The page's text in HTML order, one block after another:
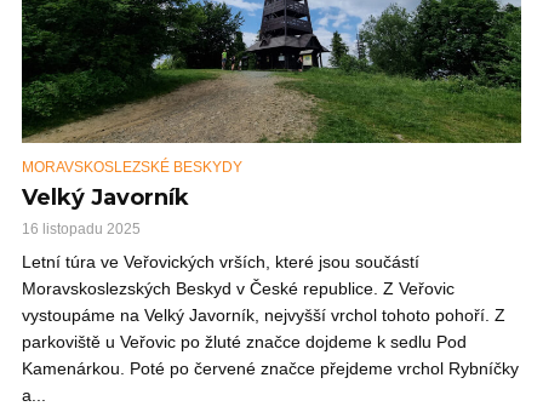
MORAVSKOSLEZSKÉ BESKYDY
Velký Javorník
16 listopadu 2025
Letní túra ve Veřovických vrších, které jsou součástí
Moravskoslezských Beskyd v České republice. Z Veřovic
vystoupáme na Velký Javorník, nejvyšší vrchol tohoto pohoří. Z
parkoviště u Veřovic po žluté značce dojdeme k sedlu Pod
Kamenárkou. Poté po červené značce přejdeme vrchol Rybníčky
a...